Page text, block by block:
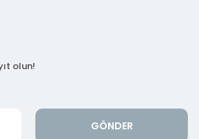
olun!
GÖNDER